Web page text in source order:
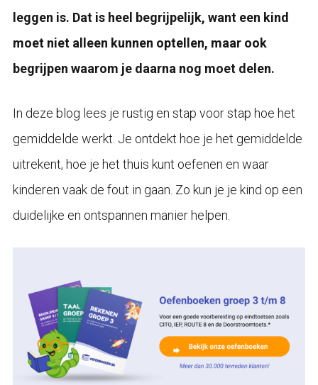
leggen is. Dat is heel begrijpelijk, want een kind
moet niet alleen kunnen optellen, maar ook
begrijpen waarom je daarna nog moet delen.
In deze blog lees je rustig en stap voor stap hoe het
gemiddelde werkt. Je ontdekt hoe je het gemiddelde
uitrekent, hoe je het thuis kunt oefenen en waar
kinderen vaak de fout in gaan. Zo kun je je kind op een
duidelijke en ontspannen manier helpen.